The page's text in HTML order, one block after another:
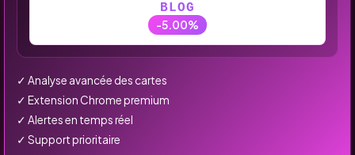
BLOG
-5.00%
✓ Analyse avancée des cartes
✓ Extension Chrome premium
✓ Alertes en temps réel
✓ Support prioritaire